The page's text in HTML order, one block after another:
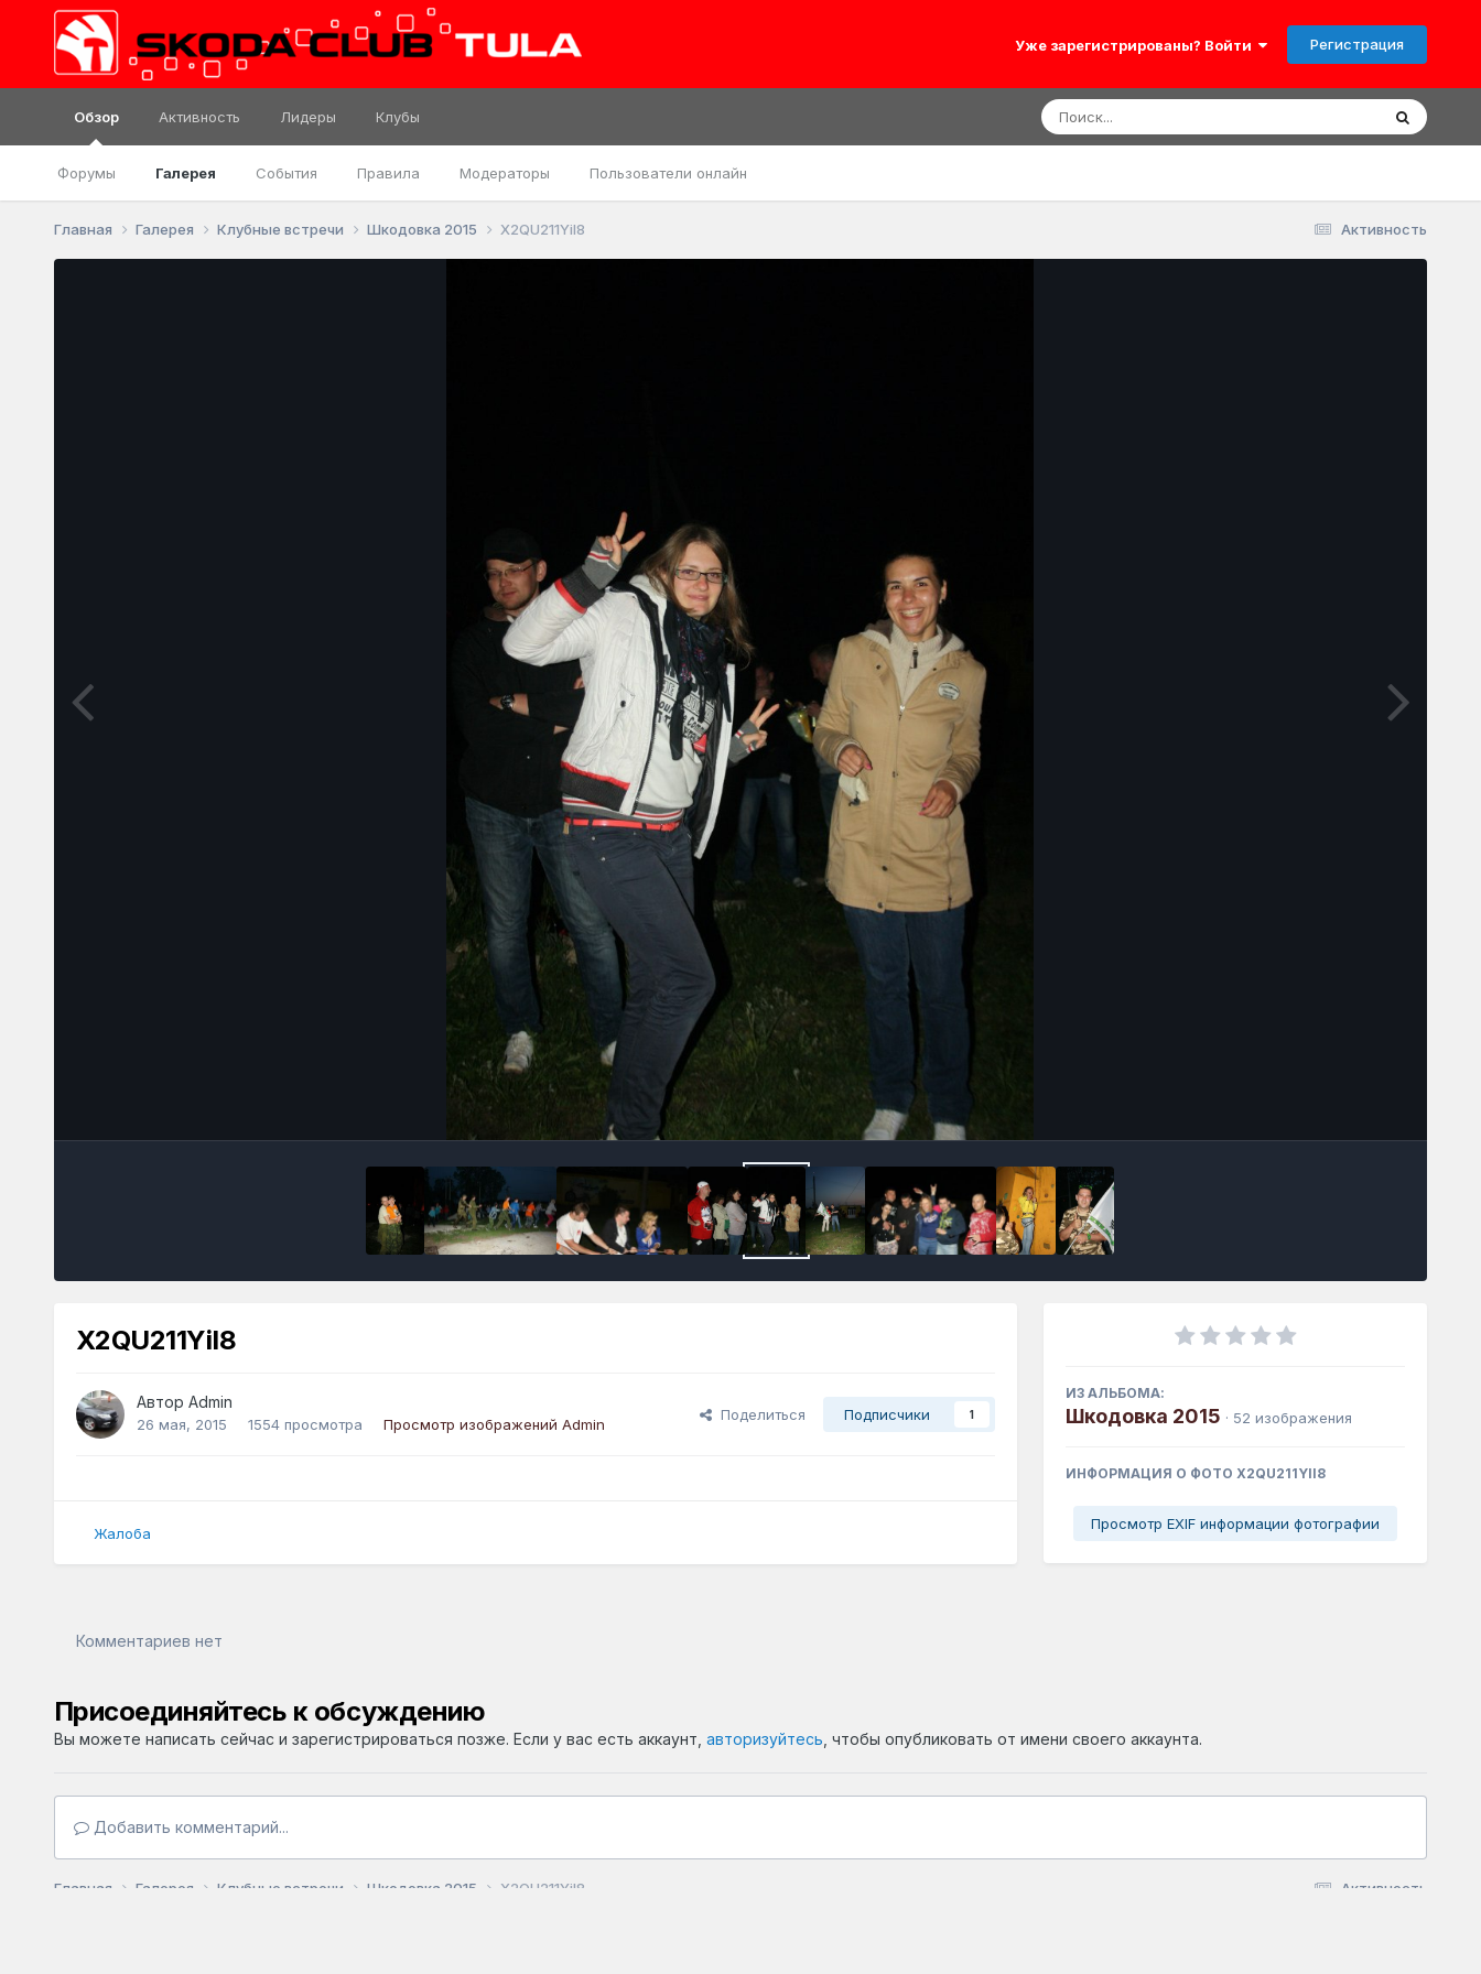
Уже зарегистрированы? Войти Регистрация
Обзор
Форумы Галерея События Правила Модераторы Пользователи онлайн
Активность Лидеры Клубы
Активность
Главная Галерея Клубные встречи Шкодовка 2015 X2QU211YiI8
X2QU211YiI8
Автор Admin
26 мая, 2015 1554 просмотра Просмотр изображений Admin
Поделиться Подписчики 1
Жалоба
ИЗ АЛЬБОМА:
Шкодовка 2015 · 52 изображения
ИНФОРМАЦИЯ О ФОТО X2QU211YII8
Просмотр EXIF информации фотографии
Комментариев нет
Присоединяйтесь к обсуждению
Вы можете написать сейчас и зарегистрироваться позже. Если у вас есть аккаунт, авторизуйтесь , чтобы опубликовать от имени своего аккаунта.
Добавить комментарий...
Активность
Главная Галерея Клубные встречи Шкодовка 2015 X2QU211YiI8